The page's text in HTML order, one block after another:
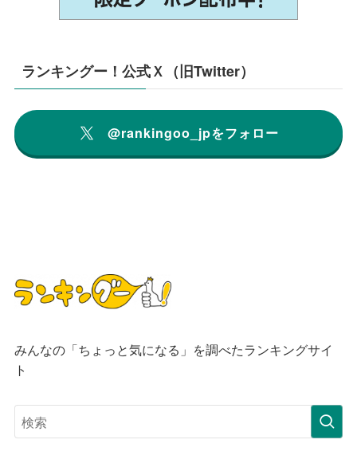
ランキングー！公式Ｘ（旧Twitter）
@rankingoo_jpをフォロー
みんなの「ちょっと気になる」を調べたランキングサイ
ト